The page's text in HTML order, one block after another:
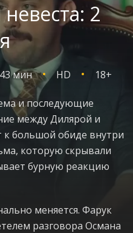
2
мин HD 18+
и последующие
между Дилярой и
к большой обиде внутри
которую скрывали
бурную реакцию
меняется. Фарук
разговора Османа